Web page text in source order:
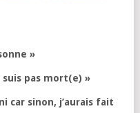
»
suis pas mort(e) »
car sinon, j’aurais fait